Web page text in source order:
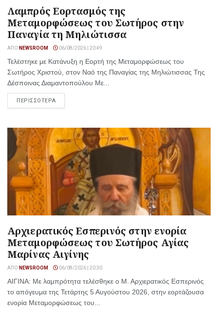
Λαμπρός Εορτασμός της
Μεταμορφώσεως του Σωτήρος στην
Παναγία τη Μηλιώτισσα
ΑΠΌ NEWSROOM 06/08/2026 | 20:49
Τελέστηκε με Κατάνυξη η Εορτή της Μεταμορφώσεως του
Σωτήρος Χριστού, στον Ναό της Παναγίας της Μηλιώτισσας Της
Δέσποινας Διαμαντοπούλου Με...
ΠΕΡΙΣΣΟΤΕΡΑ
Αρχιερατικός Εσπερινός στην ενορία
Μεταμορφώσεως του Σωτήρος Αγίας
Μαρίνας Αιγίνης
ΑΠΌ NEWSROOM 06/08/2026 | 20:30
ΑΙΓΙΝΑ: Με λαμπρότητα τελέσθηκε ο Μ. Αρχιερατικός Εσπερινός
το απόγευμα της Τετάρτης 5 Αυγούστου 2026, στην εορτάζουσα
ενορία Μεταμορφώσεως του...